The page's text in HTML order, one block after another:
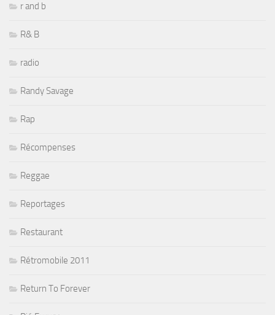
r and b
R& B
radio
Randy Savage
Rap
Récompenses
Reggae
Reportages
Restaurant
Rétromobile 2011
Return To Forever